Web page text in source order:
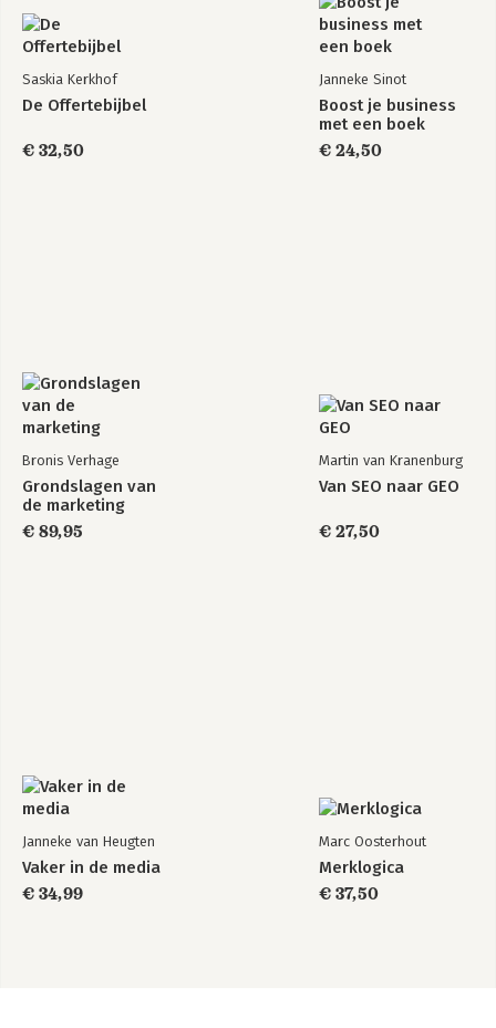
Saskia Kerkhof
De Offertebijbel
€ 32,50
Janneke Sinot
Boost je business
met een boek
€ 24,50
Bronis Verhage
Grondslagen van
de marketing
€ 89,95
Martin van Kranenburg
Van SEO naar GEO
€ 27,50
Janneke van Heugten
Vaker in de media
€ 34,99
Marc Oosterhout
Merklogica
€ 37,50